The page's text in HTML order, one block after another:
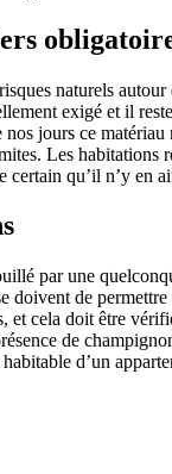
naturels
exigé et il
jours ce
Les
qu’il n’y en
par une
de
cela doit être
de
d’un